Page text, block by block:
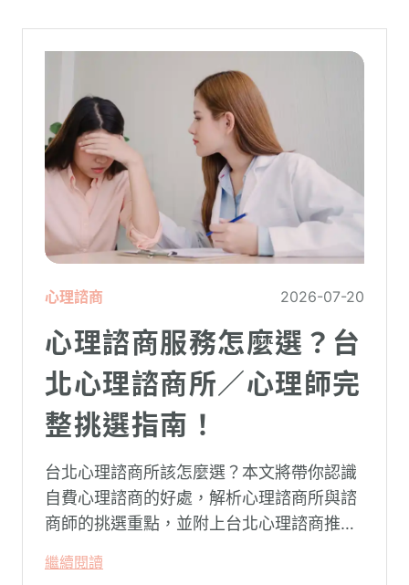
心理諮商 2026-07-20
心理諮商服務怎麼選？台
北心理諮商所／心理師完
整挑選指南！
台北心理諮商所該怎麼選？本文將帶你認識
自費心理諮商的好處，解析心理諮商所與諮
商師的挑選重點，並附上台北心理諮商推薦
理，陪你面對情緒困擾找回生活步調。
繼續閱讀